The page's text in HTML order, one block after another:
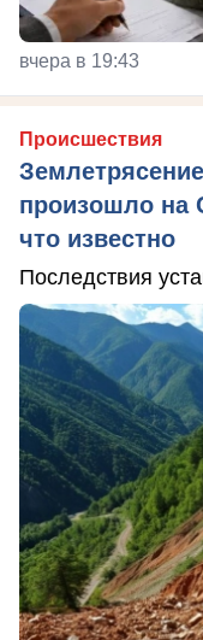
вчера в 19:43
Происшествия
произошло на
что известно
Последствия